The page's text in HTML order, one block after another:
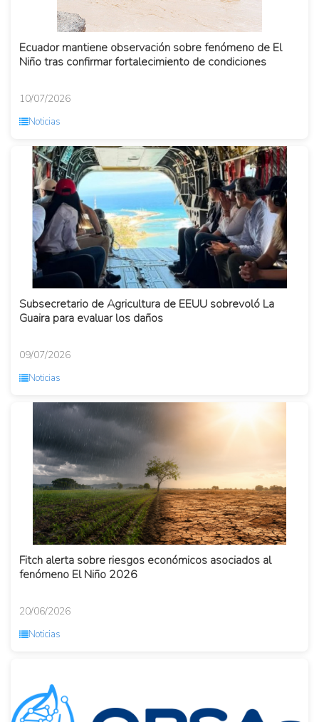
Ecuador mantiene observación sobre fenómeno de El
Niño tras confirmar fortalecimiento de condiciones
10/07/2026
Noticias
Subsecretario de Agricultura de EEUU sobrevoló La
Guaira para evaluar los daños
09/07/2026
Noticias
Fitch alerta sobre riesgos económicos asociados al
fenómeno El Niño 2026
20/06/2026
Noticias